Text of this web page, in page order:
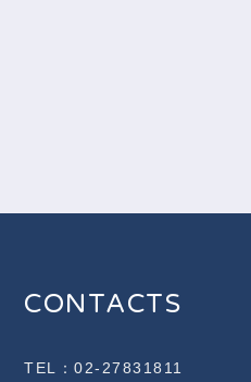
CONTACTS
TEL： 02-27831811